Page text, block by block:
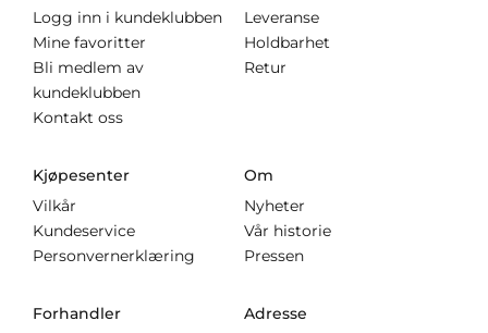
Logg inn i kundeklubben
Mine favoritter
Bli medlem av
kundeklubben
Kontakt oss
Leveranse
Holdbarhet
Retur
Kjøpesenter
Vilkår
Kundeservice
Personvernerklæring
Om
Nyheter
Vår historie
Pressen
Forhandler Adresse